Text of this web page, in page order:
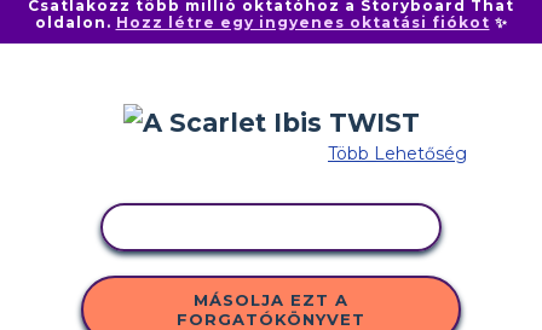
Csatlakozz több millió oktatóhoz a Storyboard That
oldalon. Hozz létre egy ingyenes oktatási fiókot ✨
Több Lehetőség
MÁSOLJA EZT A
FORGATÓKÖNYVET